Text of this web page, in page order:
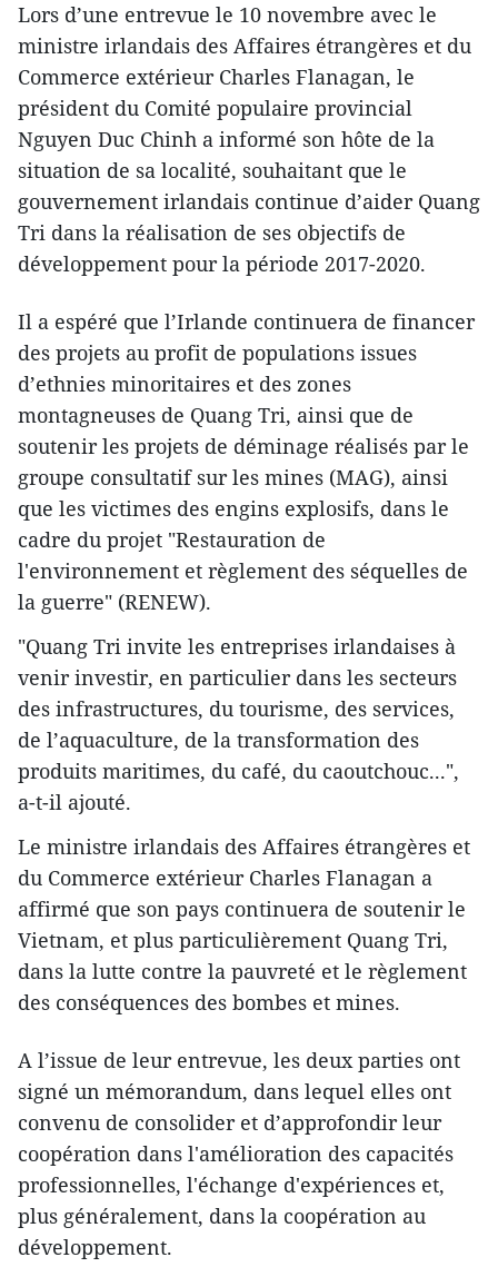
Lors d’une entrevue le 10 novembre avec le
ministre irlandais des Affaires étrangères et du
Commerce extérieur Charles Flanagan, le
président du Comité populaire provincial
Nguyen Duc Chinh a informé son hôte de la
situation de sa localité, souhaitant que le
gouvernement irlandais continue d’aider Quang
Tri dans la réalisation de ses objectifs de
développement pour la période 2017-2020.
Il a espéré que l’Irlande ​continuera de financer
des projets au profit de populations issues
d’ethnies minoritaires et des zones
montagneuses de Quang Tri, ainsi que de
soutenir les projets de déminage réalisés par le
groupe consultatif sur les mines (MAG), ainsi
que les victimes des engins explosifs, dans le
cadre du projet ​"Restauration de
l'environnement et règlement des séquelles de
la guerre" (RENEW).
"Quang Tri invite les entreprises irlandaises à
venir investir, en particulier dans les secteurs
des infrastructures, du tourisme, des services,
de l’aquaculture, de la transformation des
produits maritimes, du café, du caoutchouc...​",
a-t-il ajouté.
Le ministre irlandais des Affaires étrangères et
du Commerce extérieur Charles Flanagan a
affirmé que son pays continuera de soutenir le
Vietnam, ​et plus particulièrement Quang Tri,
dans la lutte contre la pauvreté et le règlement
des conséquences des bombes et mines.
A l’issue de leur entrevue, les deux parties ont
signé un mémorandum, dans lequel elles ont
convenu de consolider et d’approfondir leur
coopération dans l'amélioration des capacités
professionnelles, l'échange d'expériences et,
plus généralement, dans la coopération au
développement.